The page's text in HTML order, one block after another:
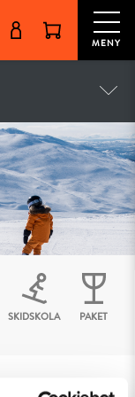
MENY
SKIDSKOLA PAKET